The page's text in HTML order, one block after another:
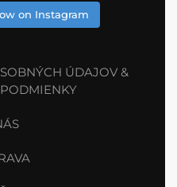
on Instagram
ÚDAJOV &